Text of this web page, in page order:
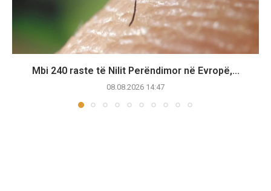
Mbi 240 raste të Nilit Perëndimor në Evropë,...
08.08.2026 14:47